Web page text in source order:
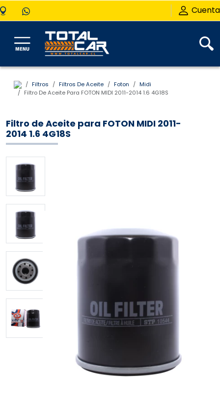
Cuenta
Filtros Filtros De Aceite Foton
Midi
Filtro De Aceite Para FOTON MIDI 2011-2014 1.6 4G18S
Filtro de Aceite para FOTON MIDI 2011-
2014 1.6 4G18S